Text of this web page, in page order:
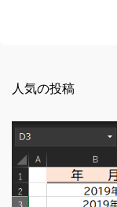
人気の投稿